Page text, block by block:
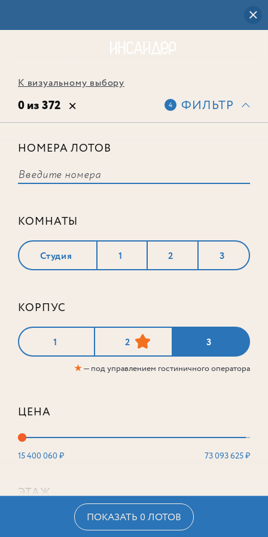
К визуальному выбору
0 из 372 4 ФИЛЬТР
НОМЕРА ЛОТОВ
КОМНАТЫ
Студия 1 2 3
КОРПУС
1 2 3
★— под управлением гостиничного оператора
ЦЕНА
15 400 060 ₽ 73 093 625 ₽
ЭТАЖ
ПОКАЗАТЬ 0 ЛОТОВ
соответствует ни одного лота